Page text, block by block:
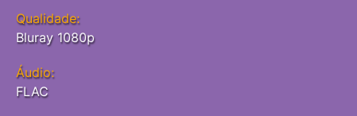
Qualidade:
Bluray 1080p
Áudio:
FLAC